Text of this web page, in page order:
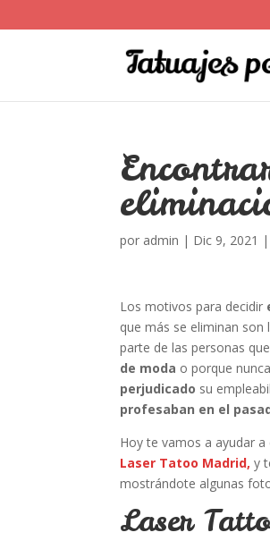
por admin | Dic 9, 2021 |
Los motivos para decidir
que más se eliminan
parte de las personas
de moda o porque
perjudicado su
profesaban en el
Hoy te vamos a ayudar
Laser Tatoo Madrid, y
mostrándote algunas
Laser